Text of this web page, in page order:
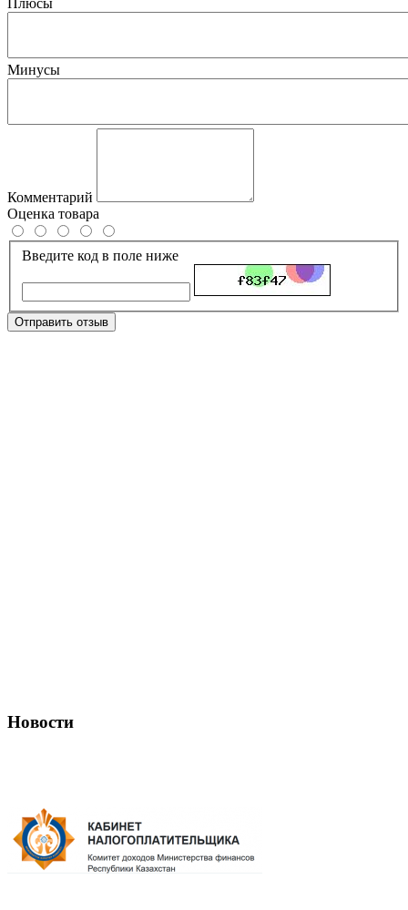
Плюсы
Минусы
Комментарий
Оценка товара
Введите код в поле ниже
Отправить отзыв
Новости